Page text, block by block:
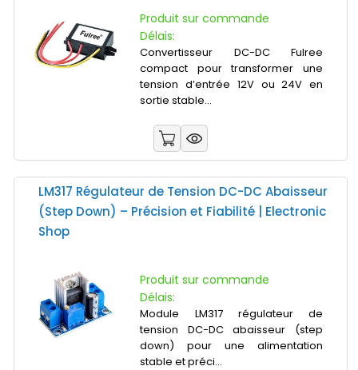
Produit sur commande
Délais:
Convertisseur DC-DC Fulree
compact pour transformer une
tension d’entrée 12V ou 24V en
sortie stable...
LM317 Régulateur de Tension DC-DC Abaisseur
(Step Down) – Précision et Fiabilité | Electronic
Shop
Produit sur commande
Délais:
Module LM317 régulateur de
tension DC-DC abaisseur (step
down) pour une alimentation
stable et préci...